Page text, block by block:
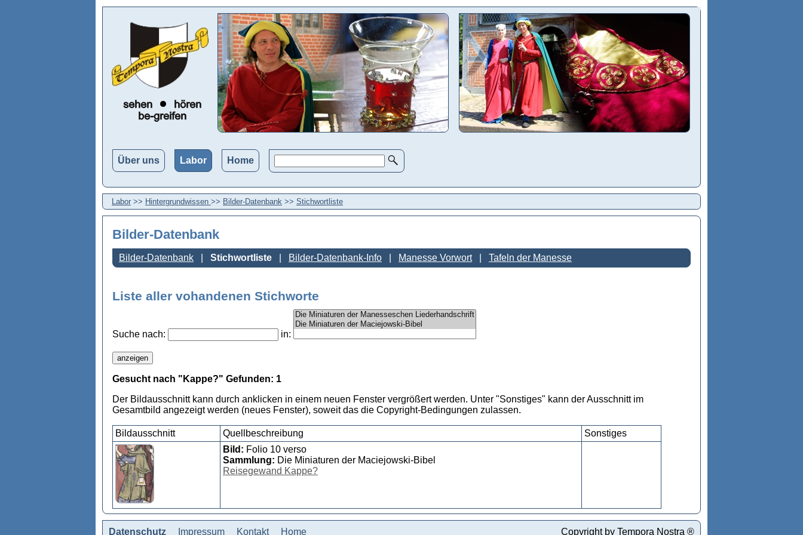
Über uns Labor Home
Labor >> Hintergrundwissen >> Bilder-Datenbank >> Stichwortliste
Bilder-Datenbank
Bilder-Datenbank Stichwortliste Bilder-Datenbank-Info Manesse Vorwort Tafeln der Manesse
Liste aller vohandenen Stichworte
Suche nach: in:
Gesucht nach "Kappe?" Gefunden: 1
Der Bildausschnitt kann durch anklicken in einem neuen Fenster vergrößert werden. Unter "Sonstiges" kann der Ausschnitt im
Gesamtbild angezeigt werden (neues Fenster), soweit das die Copyright-Bedingungen zulassen.
Bildausschnitt Quellbeschreibung
Sonstiges
Bild: Folio 10 verso
Sammlung: Die Miniaturen der Maciejowski-Bibel
Reisegewand Kappe?
Datenschutz Impressum Kontakt Home Copyright by Tempora Nostra ®